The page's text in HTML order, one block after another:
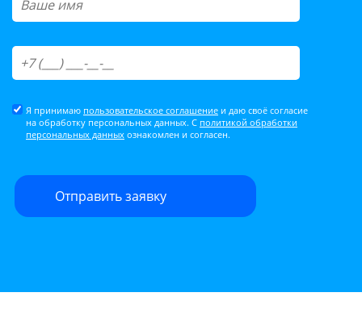
Я принимаю пользовательское соглашение и даю своё согласие
на обработку персональных данных. С политикой обработки
персональных данных ознакомлен и согласен.